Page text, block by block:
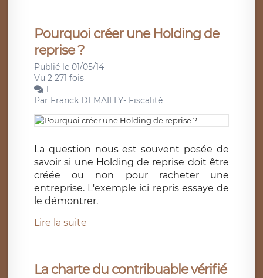
Pourquoi créer une Holding de
reprise ?
Publié le 01/05/14
Vu 2 271 fois
1
Par Franck DEMAILLY- Fiscalité
La question nous est souvent posée de
savoir si une Holding de reprise doit être
créée ou non pour racheter une
entreprise. L'exemple ici repris essaye de
le démontrer.
Lire la suite
La charte du contribuable vérifié